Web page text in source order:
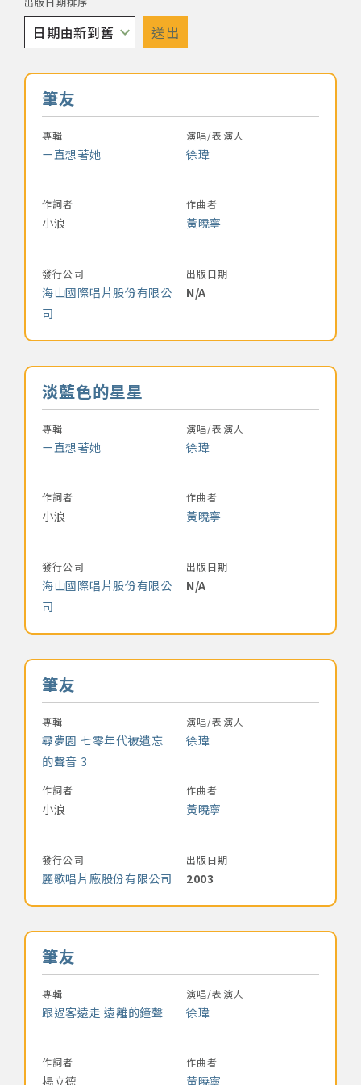
送出
音樂名稱
筆友
專輯
ㄧ直想著她
演唱/表演人
徐瑋
作詞者
小浪
作曲者
黃曉寧
發行公司
海山國際唱片股份有限公
司
出版日期
N/A
音樂名稱
淡藍色的星星
專輯
ㄧ直想著她
演唱/表演人
徐瑋
作詞者
小浪
作曲者
黃曉寧
發行公司
海山國際唱片股份有限公
司
出版日期
N/A
音樂名稱
筆友
專輯
尋夢園 七零年代被遺忘
的聲音 3
演唱/表演人
徐瑋
作詞者
小浪
作曲者
黃曉寧
發行公司
麗歌唱片廠股份有限公司
出版日期
2003
音樂名稱
筆友
專輯
跟過客遠走 遠離的鐘聲
演唱/表演人
徐瑋
作詞者
楊立德
作曲者
黃曉寧
著作權及免責聲明